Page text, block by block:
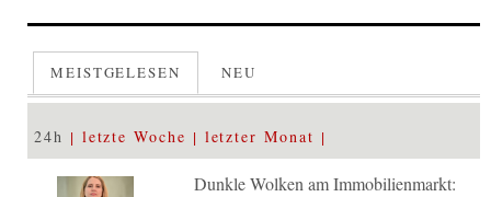
MEISTGELESEN NEU
24h letzte Woche letzter Monat
Dunkle Wolken am Immobilienmarkt: